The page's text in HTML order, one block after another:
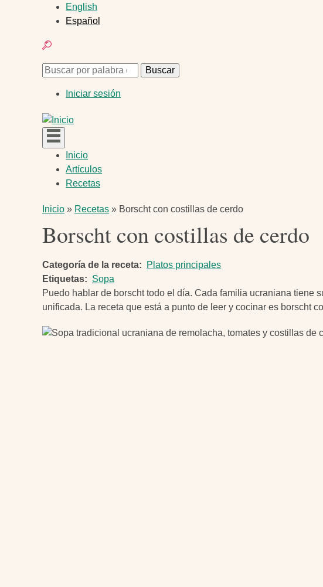
English
Español
Buscar
Buscar
Menú
de
cuenta
de
usuario
Iniciar sesión
Navegación
principal
Inicio
Artículos
Recetas
Ruta
de
Inicio Recetas Borscht con costillas de cerdo
Borscht con costillas de cerdo
Categoría de la receta
Platos principales
Etiquetas
Sopa
Puedo hablar de borscht todo el día. Cada familia ucraniana tiene
unificada. La receta que está a punto de leer y cocinar es borscht